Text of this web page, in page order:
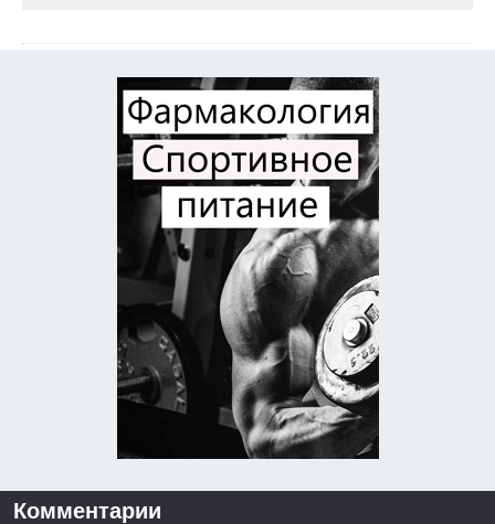
Комментарии